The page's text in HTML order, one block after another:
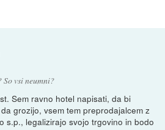
So vsi neumni?
Sem ravno hotel napisati, da bi
grozijo, vsem tem preprodajalcem z
s.p., legalizirajo svojo trgovino in bodo